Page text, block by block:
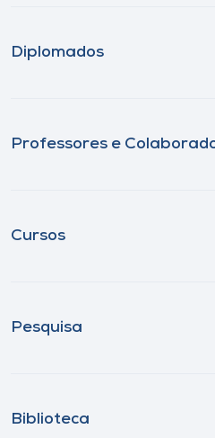
Diplomados
Professores e
Cursos
Pesquisa
Biblioteca